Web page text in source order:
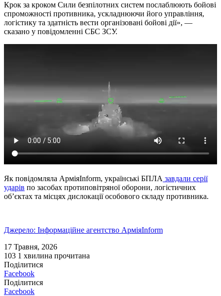
Крок за кроком Сили безпілотних систем послаблюють бойові
спроможності противника, ускладнюючи його управління,
логістику та здатність вести організовані бойові дії», —
сказано у повідомленні СБС ЗСУ.
Як повідомляла АрміяInform, українські БПЛА завдали серії
ударів по засобах протиповітряної оборони, логістичних
об’єктах та місцях дислокації особового складу противника.
Джерело: Інформаційне агентство АрміяInform
17 Травня, 2026
103 1 хвилина прочитана
Поділитися
Facebook
Поділитися
Facebook